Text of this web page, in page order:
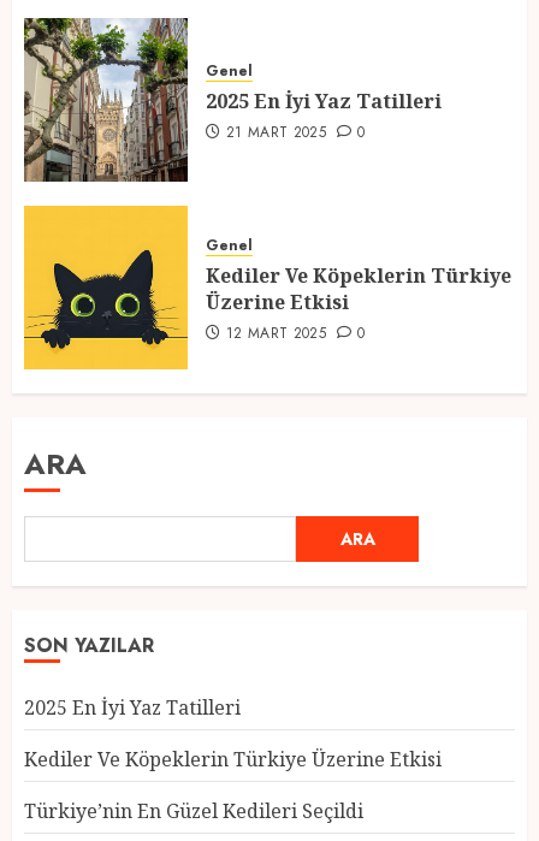
Genel
2025 En İyi Yaz Tatilleri
21 MART 2025 0
Genel
Kediler Ve Köpeklerin Türkiye
Üzerine Etkisi
12 MART 2025 0
ARA
ARA
SON YAZILAR
2025 En İyi Yaz Tatilleri
Kediler Ve Köpeklerin Türkiye Üzerine Etkisi
Türkiye’nin En Güzel Kedileri Seçildi